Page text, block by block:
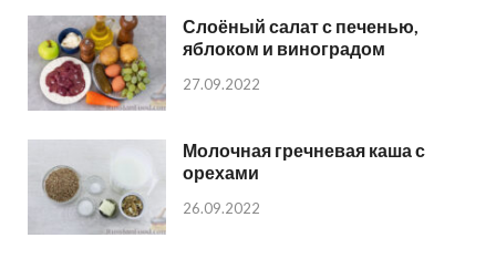
Слоёный салат с печенью,
яблоком и виноградом
27.09.2022
Молочная гречневая каша с
орехами
26.09.2022